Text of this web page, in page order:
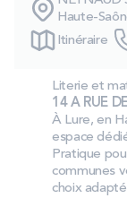
PROMOS
Nos engagements
Haute-
Itinéraire
Literie et
14 A RUE
À Lure, en
espace
Pratique
communes
choix